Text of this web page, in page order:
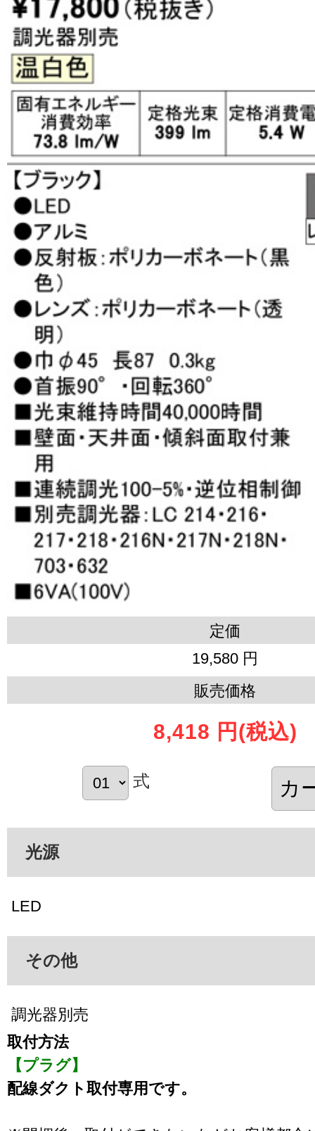
定価
19,580 円
販売価格
8,418 円 (税込)
式
光源
LED
その他
調光器別売
取付方法
【プラグ】
配線ダクト取付専用です。